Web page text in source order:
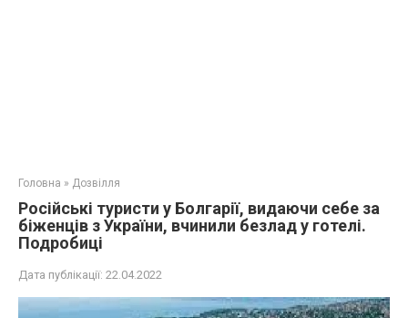
Головна » Дозвілля
Російські туристи у Болгарії, видаючи себе за
біженців з України, вчинили безлад у готелі.
Подробиці
Дата публікації: 22.04.2022